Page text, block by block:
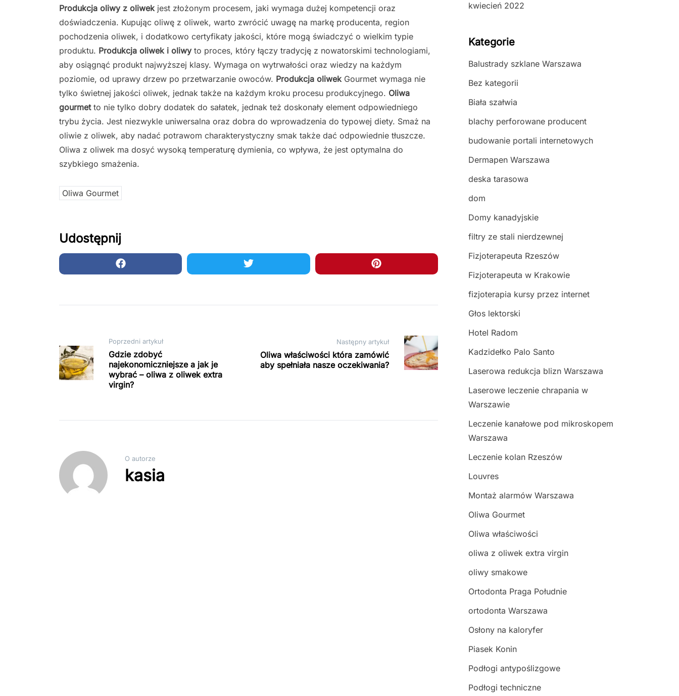
Produkcja oliwy z oliwekjest złożonym procesem, jaki wymaga dużej kompetencji oraz
doświadczenia. Kupując oliwę z oliwek, warto zwrócić uwagę na markę producenta, region
pochodzenia oliwek, i dodatkowo certyfikaty jakości, które mogą świadczyć o wielkim typie
produktu. Produkcja oliwek i oliwy to proces, który łączy tradycję z nowatorskimi technologiami,
aby osiągnąć produkt najwyższej klasy. Wymaga on wytrwałości oraz wiedzy na każdym
poziomie, od uprawy drzew po przetwarzanie owoców. Produkcja oliwekGourmet wymaga nie
tylko świetnej jakości oliwek, jednak także na każdym kroku procesu produkcyjnego. Oliwa
gourmetto nie tylko dobry dodatek do sałatek, jednak też doskonały element odpowiedniego
trybu życia. Jest niezwykle uniwersalna oraz dobra do wprowadzenia do typowej diety. Smaż na
oliwie z oliwek, aby nadać potrawom charakterystyczny smak także dać odpowiednie tłuszcze.
Oliwa z oliwek ma dosyć wysoką temperaturę dymienia, co wpływa, że jest optymalna do
szybkiego smażenia.
Oliwa Gourmet
Udostępnij
Nawigacja
wpisu
Poprzedni artykuł
Gdzie zdobyć
najekonomiczniejsze a jak je
wybrać – oliwa z oliwek extra
virgin?
Następny artykuł
Oliwa właściwości która zamówić
aby spełniała nasze oczekiwania?
O autorze
kasia
kwiecień 2022
Kategorie
Balustrady szklane Warszawa
Bez kategorii
Biała szałwia
blachy perforowane producent
budowanie portali internetowych
Dermapen Warszawa
deska tarasowa
dom
Domy kanadyjskie
filtry ze stali nierdzewnej
Fizjoterapeuta Rzeszów
Fizjoterapeuta w Krakowie
fizjoterapia kursy przez internet
Głos lektorski
Hotel Radom
Kadzidełko Palo Santo
Laserowa redukcja blizn Warszawa
Laserowe leczenie chrapania w
Warszawie
Leczenie kanałowe pod mikroskopem
Warszawa
Leczenie kolan Rzeszów
Louvres
Montaż alarmów Warszawa
Oliwa Gourmet
Oliwa właściwości
oliwa z oliwek extra virgin
oliwy smakowe
Ortodonta Praga Południe
ortodonta Warszawa
Osłony na kaloryfer
Piasek Konin
Podłogi antypoślizgowe
Podłogi techniczne